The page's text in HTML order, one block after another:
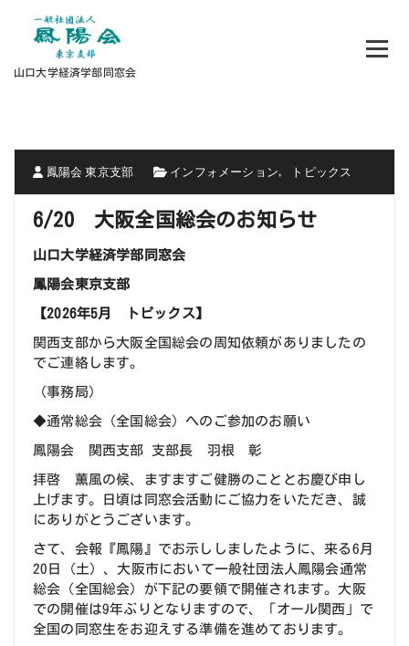
山口大学経済学部同窓会
鳳陽会 東京支部 インフォメーション, トピックス
6/20 大阪全国総会のお知らせ
山口大学経済学部同窓会
鳳陽会東京支部
【2026年5月 トピックス】
関西支部から大阪全国総会の周知依頼がありましたの
でご連絡します。
（事務局）
◆通常総会（全国総会）へのご参加のお願い
鳳陽会 関西支部 支部長 羽根 彰
拝啓 薫風の候、ますますご健勝のこととお慶び申し
上げます。日頃は同窓会活動にご協力をいただき、誠
にありがとうございます。
さて、会報『鳳陽』でお示ししましたように、来る6月
20日（土）、大阪市において一般社団法人鳳陽会通常
総会（全国総会）が下記の要領で開催されます。大阪
での開催は9年ぶりとなりますので、「オール関西」で
全国の同窓生をお迎えする準備を進めております。